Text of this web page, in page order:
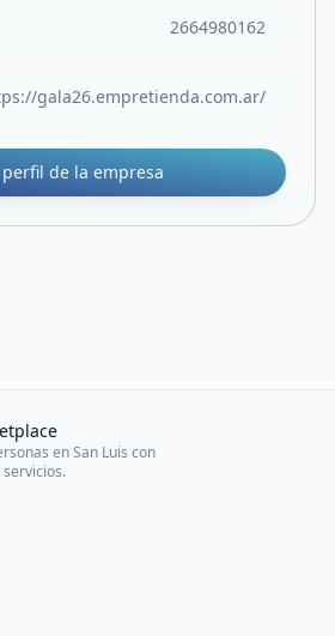
2664980162
gala26.empretienda.com.ar/
perfil de la empresa
en San Luis con